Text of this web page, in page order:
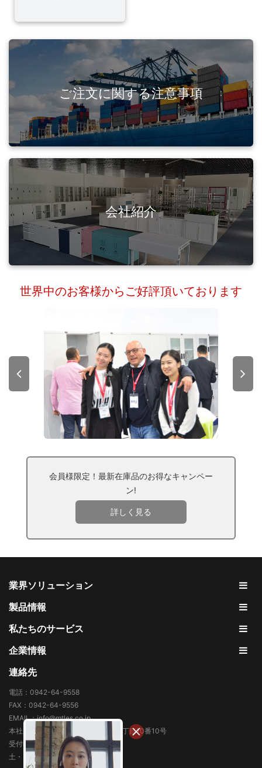
ご注文に関する注意事項
会社紹介
世界中のお客様からご好評頂いております
会員様限定！最新在庫品のお得なキャンペー
ン!
詳しく見る
業界ソリューション
製品情報
私たちのサービス
企業情報
連絡先
電話：0942-64-9558
FAX：0942-64-9556
EMAIL：info@mtles.co.jp
本社所在地: 福岡県久留米市東合川3丁目10番10号
受付時間 9:00～18:00
土・日・祝日、年末年始を除く